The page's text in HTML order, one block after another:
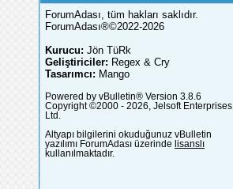
ForumAdası, tüm hakları saklıdır.
ForumAdası®©2022-2026
Kurucu: Jön TüRk
Geliştiriciler: Regex & Cry
Tasarımcı: Mango
Powered by vBulletin® Version 3.8.6
Copyright ©2000 - 2026, Jelsoft Enterprises
Ltd.
Altyapı bilgilerini okuduğunuz vBulletin
yazılımı ForumAdası üzerinde lisanslı
kullanılmaktadır.